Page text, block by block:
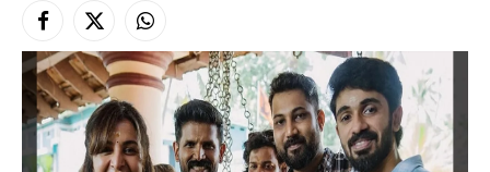
Facebook
X
(Twitter)
Instagram